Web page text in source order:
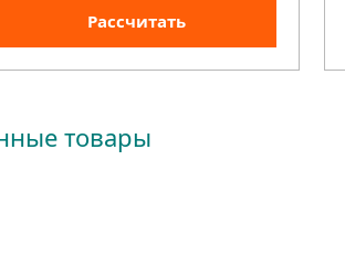
Рассчитать
товары